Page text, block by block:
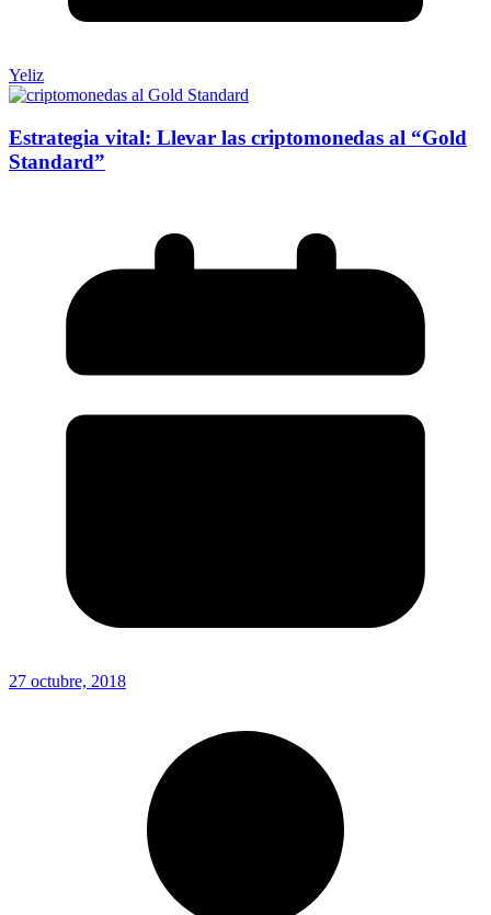
Yeliz
Estrategia vital: Llevar las criptomonedas al “Gold
Standard”
27 octubre, 2018